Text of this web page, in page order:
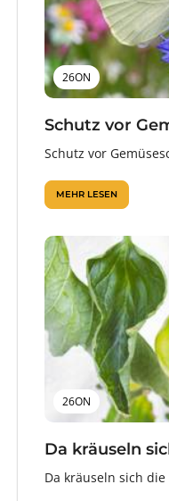
26ON
Schutz vor
Schutz vor
MEHR LESEN
26ON
Da kräuseln
Da kräuseln sich